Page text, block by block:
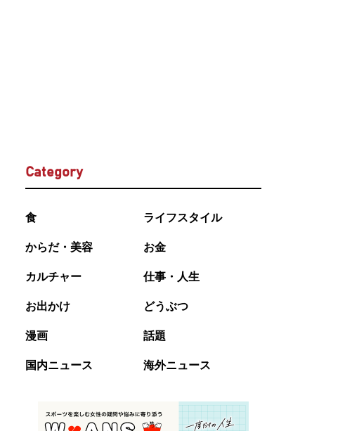
Category
食 ライフスタイル
からだ・美容 お金
カルチャー 仕事・人生
お出かけ どうぶつ
漫画 話題
国内ニュース 海外ニュース